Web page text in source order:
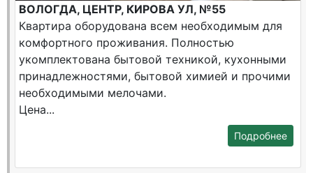
ВОЛОГДА, ЦЕНТР, КИРОВА УЛ, №55
Квартира оборудована всем необходимым для
комфортного проживания. Полностью
укомплектована бытовой техникой, кухонными
принадлежностями, бытовой химией и прочими
необходимыми мелочами.
Цена...
Подробнее